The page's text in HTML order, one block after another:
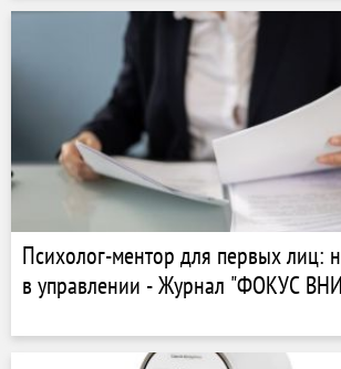
Психолог-ментор для первых лиц:
в управлении - Журнал "ФОКУС